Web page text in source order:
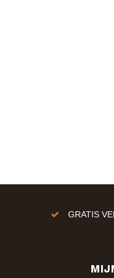
GRATIS